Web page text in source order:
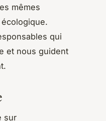
mêmes
qui
et nous guident
sur